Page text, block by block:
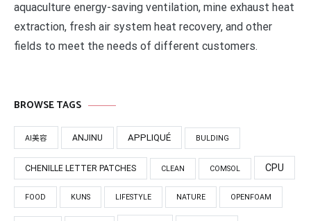
aquaculture energy-saving ventilation, mine exhaust heat
extraction, fresh air system heat recovery, and other
fields to meet the needs of different customers.
BROWSE TAGS
AI美容 ANJINU APPLIQUÉ BULDING
CHENILLE LETTER PATCHES CLEAN COMSOL CPU
FOOD KUNS LIFESTYLE NATURE OPENFOAM